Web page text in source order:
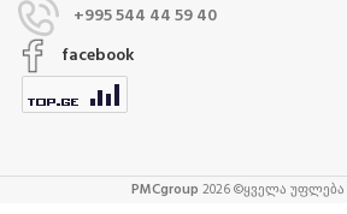
+995 544 44 59 40
facebook
PMCgroup 2026 ©ყველა